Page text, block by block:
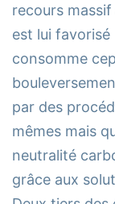
recours
est lui favorisé
consomme
par des
mêmes mais
neutralité
grâce aux